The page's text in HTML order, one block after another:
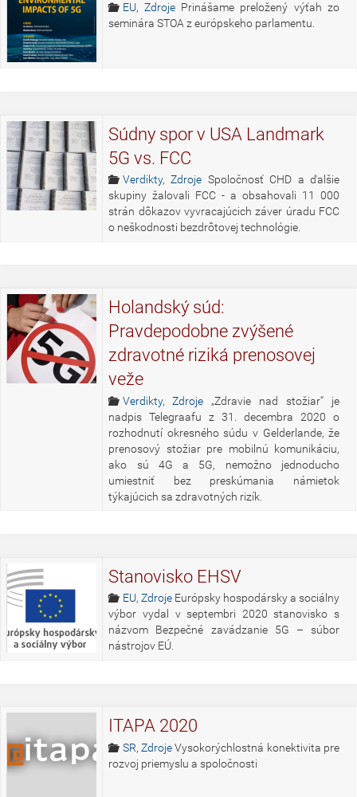
EU, ZdrojePrinášame preložený výťah zo
seminára STOA z európskeho parlamentu.
Súdny spor v USA Landmark
5G vs. FCC
Verdikty,Zdroje Spoločnosť CHD a ďalšie
skupiny žalovali FCC - a obsahovali 11 000
strán dôkazov vyvracajúcich záver úradu FCC
o neškodnosti bezdrôtovej technológie.
Holandský súd:
Pravdepodobne zvýšené
zdravotné riziká prenosovej
veže
Verdikty,Zdroje „Zdravie nad stožiar“ je
nadpis Telegraafu z 31. decembra 2020 o
rozhodnutí okresného súdu v Gelderlande, že
prenosový stožiar pre mobilnú komunikáciu,
ako sú 4G a 5G, nemožno jednoducho
umiestniť bez preskúmania námietok
týkajúcich sa zdravotných rizík.
Stanovisko EHSV
EU, ZdrojeEurópsky hospodársky a sociálny
výbor vydal v septembri 2020 stanovisko s
názvom Bezpečné zavádzanie 5G – súbor
nástrojov EÚ.
ITAPA 2020
SR, ZdrojeVysokorýchlostná konektivita pre
rozvoj priemyslu a spoločnosti